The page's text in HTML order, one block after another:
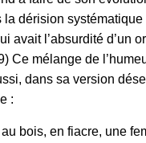
dérision systématique
avait l’absurdité d’un
Ce mélange de
dans sa version
:
au bois, en fiacre, une